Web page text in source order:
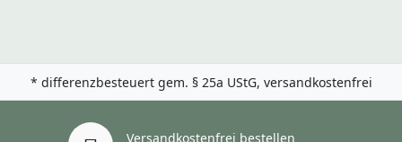
* differenzbesteuert gem. § 25a UStG, versandkostenfrei
Versandkostenfrei bestellen